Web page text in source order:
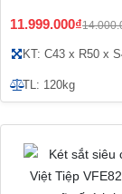
11.999.000₫
KT: C43 x R50 x
TL: 120kg